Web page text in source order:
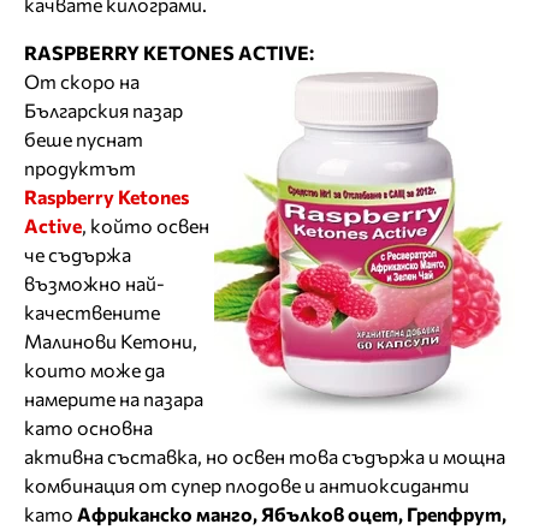
качвате килограми.
RASPBERRY KETONES ACTIVE:
От скоро на
Българския пазар
беше пуснат
продуктът
Raspberry Ketones
Active, който освен
че съдържа
възможно най-
качествените
Малинови Кетони,
които може да
намерите на пазара
като основна
активна съставка, но освен това съдържа и мощна
комбинация от супер плодове и антиоксиданти
като Африканско манго, Ябълков оцет, Грепфрут,